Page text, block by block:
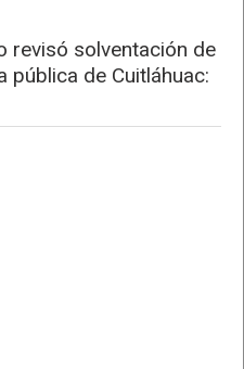
revisó solventación de
pública de Cuitláhuac: